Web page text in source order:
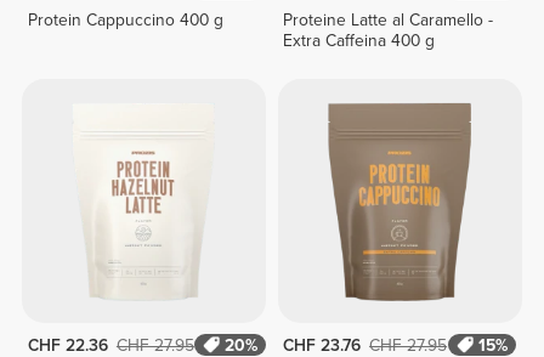
Protein Cappuccino 400 g
Proteine Latte al Caramello -
Extra Caffeina 400 g
CHF 22.36 CHF 27.95
20%
CHF 23.76 CHF 27.95
15%